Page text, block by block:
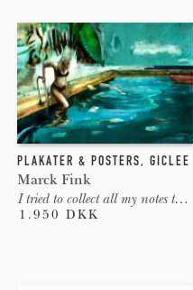
PLAKATER & POSTERS, GICLEE
Marck Fink
I tried to collect all my notes to self
1.950 DKK